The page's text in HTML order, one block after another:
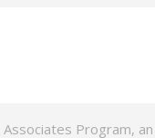
Associates